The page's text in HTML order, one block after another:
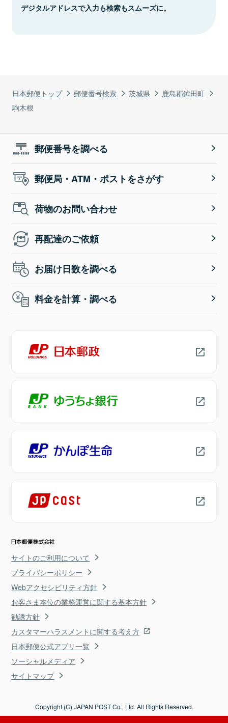
日本郵便トップ 郵便番号検索 茨城県
鹿島郡鉾田町
駒木根
デジタルアドレスで入力も検索もスムーズに。
郵便番号を調べる
郵便局・ATM・ポストをさがす
荷物のお問い合わせ
再配達のご依頼
お届け日数を調べる
料金を計算・調べる
サイトのご利用について
プライバシーポリシー
Webアクセシビリティ方針
お客さま本位の業務運営に関する基本方針
勧誘方針
カスタマーハラスメントに関する考え方
日本郵便公式アプリ一覧
ソーシャルメディア
サイトマップ
Copyright (C) JAPAN POST Co., Ltd. All Rights Reserved.